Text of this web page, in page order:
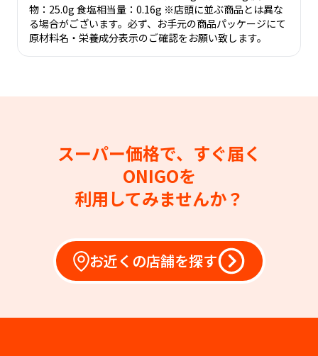
物：25.0g 食塩相当量：0.16g ※店頭に並ぶ商品とは異な
る場合がございます。必ず、お手元の商品パッケージにて
原材料名・栄養成分表示のご確認をお願い致します。
スーパー価格で、すぐ届く
ONIGOを
利用してみませんか？
お近くの店舗を探す